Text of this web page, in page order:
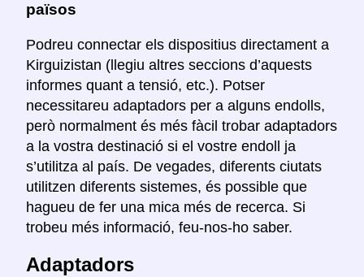
països
Podreu connectar els dispositius directament a
Kirguizistan (llegiu altres seccions d’aquests
informes quant a tensió, etc.). Potser
necessitareu adaptadors per a alguns endolls,
però normalment és més fàcil trobar adaptadors
a la vostra destinació si el vostre endoll ja
s’utilitza al país. De vegades, diferents ciutats
utilitzen diferents sistemes, és possible que
hagueu de fer una mica més de recerca. Si
trobeu més informació, feu-nos-ho saber.
Adaptadors